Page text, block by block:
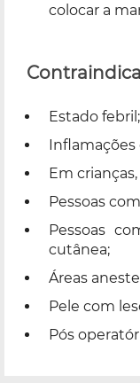
colocar a
Estado febril;
Inflamações
Em
Pessoas
Pessoas
cutânea;
Áreas
Pele com
Pós